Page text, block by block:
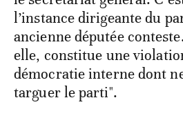
l’instance dirigeante du
ancienne députée
elle, constitue une
démocratie interne dont
targuer le parti".